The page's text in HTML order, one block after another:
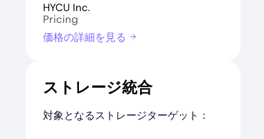
HYCU Inc.
Pricing
価格の詳細を見る
ストレージ統合
対象となるストレージターゲット：